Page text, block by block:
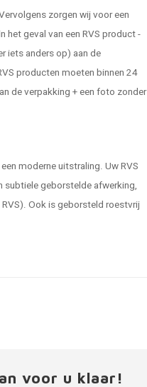
zorgen wij voor een
het geval van een RVS product -
iets anders op) aan de
producten moeten binnen 24
de verpakking + een foto zonder
moderne uitstraling. Uw RVS
subtiele geborstelde afwerking,
Ook is geborsteld roestvrij
voor u klaar!